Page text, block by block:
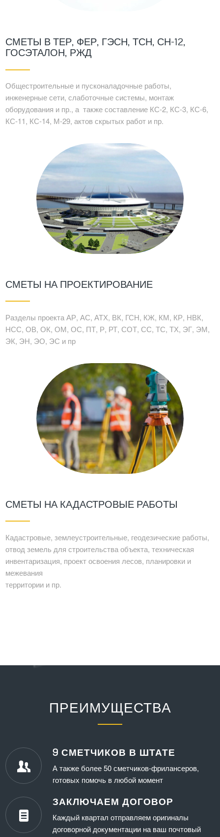
СМЕТЫ В ТЕР, ФЕР, ГЭСН, ТСН, СН-12,
ГОСЭТАЛОН, РЖД
Общестроительные и пусконаладочные работы,
инженерные сети, слаботочные системы, монтаж
оборудования и пр., а также составление КС-2, КС-3, КС-6,
КС-11, КС-14, М-29, актов скрытых работ и пр.
СМЕТЫ НА ПРОЕКТИРОВАНИЕ
Разделы проекта АР, АС, АТХ, ВК, ГСН, КЖ, КМ, КР, НВК,
НСС, ОВ, ОК, ОМ, ОС, ПТ, Р, РТ, СОТ, СС, ТС, ТХ, ЭГ, ЭМ,
ЭК, ЭН, ЭО, ЭС и пр
СМЕТЫ НА КАДАСТРОВЫЕ РАБОТЫ
Кадастровые, землеустроительные, геодезические работы,
отвод земель для строительства объекта, техническая
инвентаризация, проект освоения лесов, планировки и
межевания
территории и пр.
ПРЕИМУЩЕСТВА
9 СМЕТЧИКОВ В ШТАТЕ
А также более 50 сметчиков-фрилансеров,
готовых помочь в любой момент
ЗАКЛЮЧАЕМ ДОГОВОР
Каждый квартал отправляем оригиналы
договорной документации на ваш почтовый